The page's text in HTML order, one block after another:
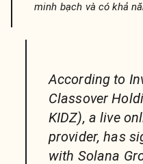
minh bạch và có khả
According to
Classover
KIDZ), a live
provider, has
with Solana